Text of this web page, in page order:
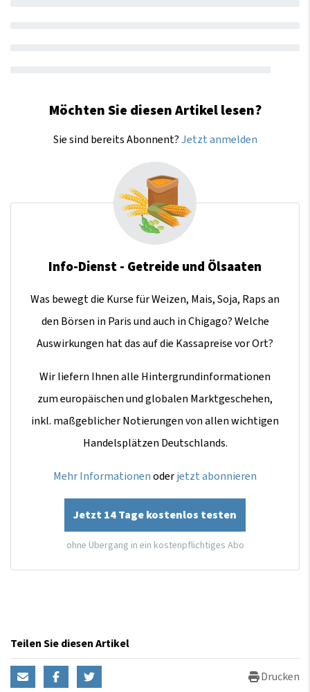
Möchten Sie diesen Artikel lesen?
Sie sind bereits Abonnent?Jetzt anmelden
Info-Dienst - Getreide und Ölsaaten
Was bewegt die Kurse für Weizen, Mais, Soja, Raps an
den Börsen in Paris und auch in Chigago? Welche
Auswirkungen hat das auf die Kassapreise vor Ort?
Wir liefern Ihnen alle Hintergrundinformationen
zum europäischen und globalen Marktgeschehen,
inkl. maßgeblicher Notierungen von allen wichtigen
Handelsplätzen Deutschlands.
Mehr Informationenoderjetzt abonnieren
Jetzt 14 Tage kostenlos testen
ohne Übergang in ein kostenpflichtiges Abo
Teilen Sie diesen Artikel
Drucken